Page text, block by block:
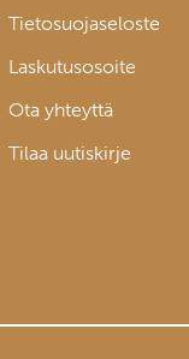
Tietosuojaseloste
Laskutusosoite
Ota yhteyttä
Tilaa uutiskirje